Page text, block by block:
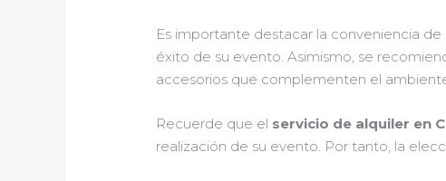
Es importante destacar la conveniencia
éxito de su evento. Asimismo, se
accesorios que complementen el
Recuerde que el servicio de alquiler en
realización de su evento. Por tanto, la